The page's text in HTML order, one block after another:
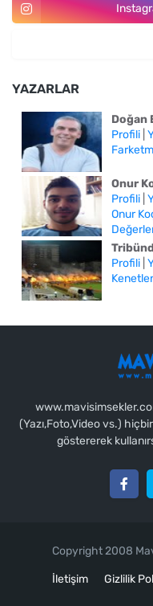
YAZARLAR
Doğan
Profili
Onur
Profili
Onur
Profili
(Yazı,Foto,Video vs.)
göstererek
Copyright 2008
İletişim Gizlilik